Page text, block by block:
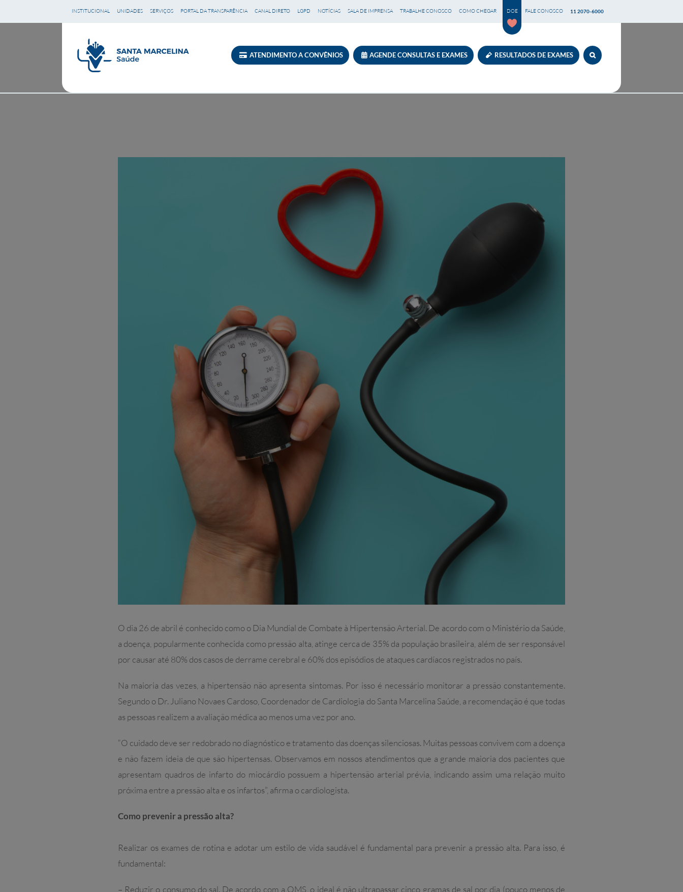
para
INSTITUCIONAL UNIDADES SERVIÇOS PORTAL DA TRANSPARÊNCIA CANAL DIRETO LGPD NOTÍCIAS SALA DE IMPRENSA TRABALHE CONOSCO COMO CHEGAR DOE FALE CONOSCO 11 2070-6000
ATENDIMENTO A CONVÊNIOS AGENDE CONSULTAS E EXAMES RESULTADOS DE EXAMES
O dia 26 de abril é conhecido como o Dia Mundial de Combate à Hipertensão Arterial. De acordo com o Ministério da Saúde,
a doença, popularmente conhecida como pressão alta, atinge cerca de 35% da população brasileira, além de ser responsável
por causar até 80% dos casos de derrame cerebral e 60% dos episódios de ataques cardíacos registrados no país.
Na maioria das vezes, a hipertensão não apresenta sintomas. Por isso é necessário monitorar a pressão constantemente.
Segundo o Dr. Juliano Novaes Cardoso, Coordenador de Cardiologia do Santa Marcelina Saúde, a recomendação é que todas
as pessoas realizem a avaliação médica ao menos uma vez por ano.
“O cuidado deve ser redobrado no diagnóstico e tratamento das doenças silenciosas. Muitas pessoas convivem com a doença
e não fazem ideia de que são hipertensas. Observamos em nossos atendimentos que a grande maioria dos pacientes que
apresentam quadros de infarto do miocárdio possuem a hipertensão arterial prévia, indicando assim uma relação muito
próxima entre a pressão alta e os infartos”, afirma o cardiologista.
Como prevenir a pressão alta?
Realizar os exames de rotina e adotar um estilo de vida saudável é fundamental para prevenir a pressão alta. Para isso, é
fundamental:
– Reduzir o consumo do sal. De acordo com a OMS, o ideal é não ultrapassar cinco gramas de sal por dia (pouco menos de